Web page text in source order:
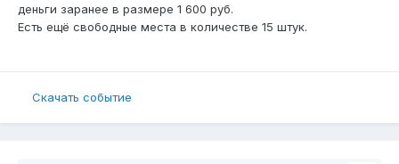
деньги заранее в размере 1 600 руб.
Есть ещё свободные места в количестве 15 штук.
Скачать событие